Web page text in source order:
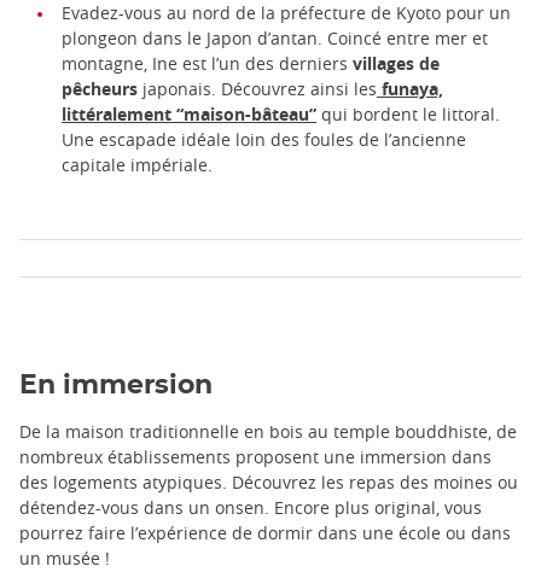
Evadez-vous au nord de la préfecture de Kyoto pour un
plongeon dans le Japon d’antan. Coincé entre mer et
montagne, Ine est l’un des derniers villages de
pêcheurs japonais. Découvrez ainsi les funaya,
littéralement “maison-bâteau” qui bordent le littoral.
Une escapade idéale loin des foules de l’ancienne
capitale impériale.
En immersion
De la maison traditionnelle en bois au temple bouddhiste, de
nombreux établissements proposent une immersion dans
des logements atypiques. Découvrez les repas des moines ou
détendez-vous dans un onsen. Encore plus original, vous
pourrez faire l’expérience de dormir dans une école ou dans
un musée !